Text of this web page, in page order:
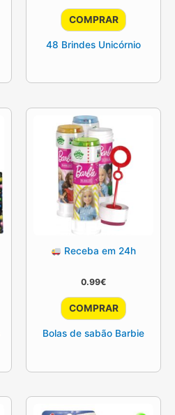
COMPRAR
48 Brindes Unicórnio
Receba em 24h
0.99€
COMPRAR
Bolas de sabão Barbie